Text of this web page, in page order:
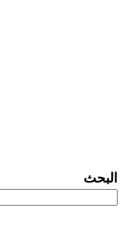
البحث